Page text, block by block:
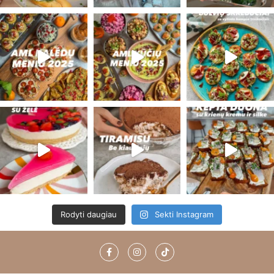
Rodyti daugiau Sekti Instagram